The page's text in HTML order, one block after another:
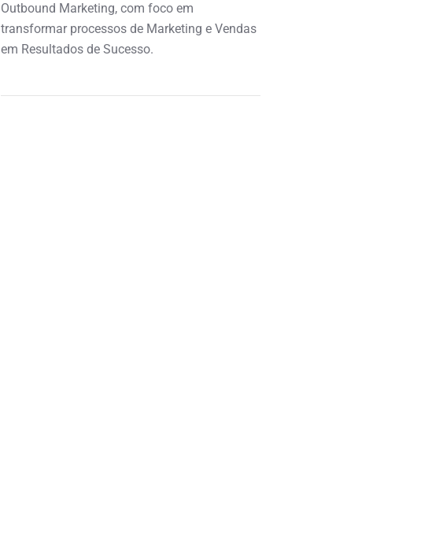
Outbound Marketing, com foco em
transformar processos de Marketing e Vendas
em Resultados de Sucesso.